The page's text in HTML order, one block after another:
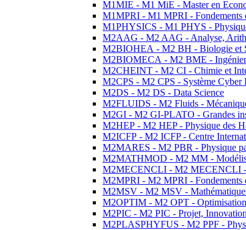
M1MIE - M1 MiE - Master en
M1MPRI - M1 MPRI - Fondements
M1PHYSICS - M1 PHYS -
M2AAG - M2 AAG - Analyse,
M2BIOHEA - M2 BH - Biologie et
M2BIOMECA - M2 BME -
M2CHEINT - M2 CI - Chimie et
M2CPS - M2 CPS - Système Cyber
M2DS - M2 DS - Data Science
M2FLUIDS - M2 Fluids -
M2GI - M2 GI-PLATO - Grandes
M2HEP - M2 HEP - Physique des
M2ICFP - M2 ICFP - Centre
M2MARES - M2 PBR - Physique
M2MATHMOD - M2 MM -
M2MECENCLI - M2 MECENCLI -
M2MPRI - M2 MPRI - Fondements
M2MSV - M2 MSV -
M2OPTIM - M2 OPT - Optimisation
M2PIC - M2 PIC - Projet,
M2PLASPHYFUS - M2 PPF -